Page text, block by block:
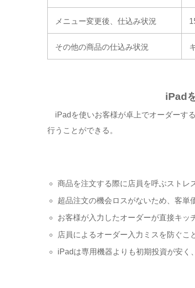
メニュー変更後、仕込み状況
その他の商品の仕込み状況
iPad
iPadを使いお客様が卓上でオーダーす
行うことができる。
商品を注文する際に店員を呼ぶストレ
超品注文の機会ロスがないため、客単
お客様が入力したオーダーが直接キッ
店員によるオーダー入力ミスを防ぐこ
iPadは専用機器よりも初期投資が安く